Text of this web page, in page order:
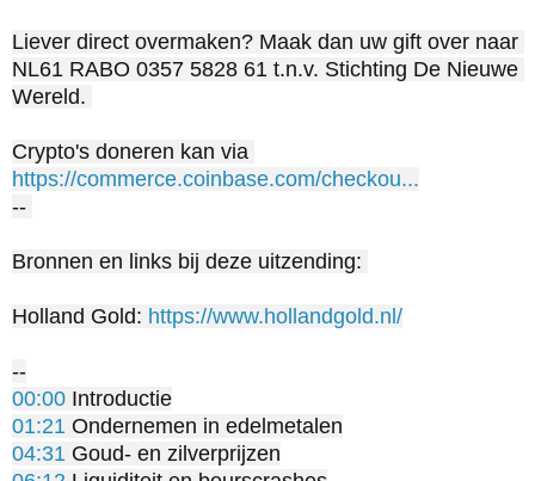
Liever direct overmaken? Maak dan uw gift over naar
NL61 RABO 0357 5828 61 t.n.v. Stichting De Nieuwe
Wereld.
https://commerce.coinbase.com/checkou...
--
Bronnen en links bij deze uitzending:
Holland Gold: ⁠ https://www.hollandgold.nl/⁠
00:00
01:21
04:31